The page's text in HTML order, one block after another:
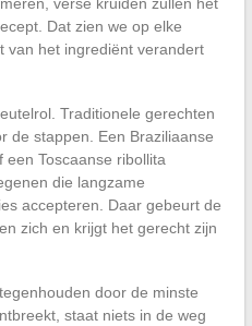
verse kruiden zullen het
Dat zien we op elke
van het ingrediënt verandert
Traditionele gerechten
de stappen. Een Braziliaanse
Toscaanse ribollita
die langzame
accepteren. Daar gebeurt de
zich en krijgt het gerecht zijn
door de minste
staat niets in de weg